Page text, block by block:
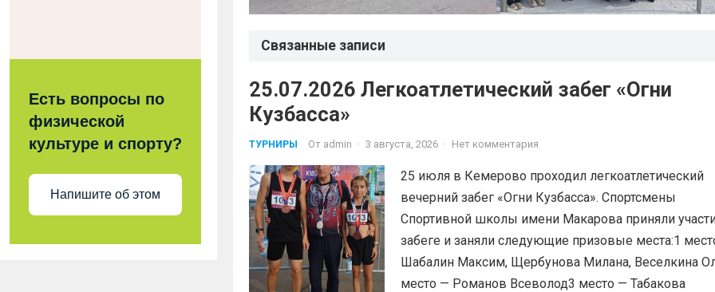
Есть вопросы по
физической
культуре и спорту?
Напишите об этом
Связанные записи
25.07.2026 Легкоатлетический забег «Огни
Кузбасса»
ТУРНИРЫ От admin · 3 августа, 2026 · Нет комментария
25 июля в Кемерово проходил легкоатлетический
вечерний забег «Огни Кузбасса». Спортсмены
Спортивной школы имени Макарова приняли
забеге и заняли следующие призовые места:1
Шабалин Максим, Щербунова Милана, Веселкина
место — Романов Всеволод3 место — Табакова